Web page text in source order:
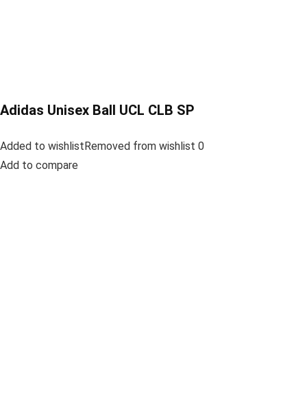
Adidas Unisex Ball UCL CLB SP
Added to wishlistRemoved from wishlist 0
Add to compare